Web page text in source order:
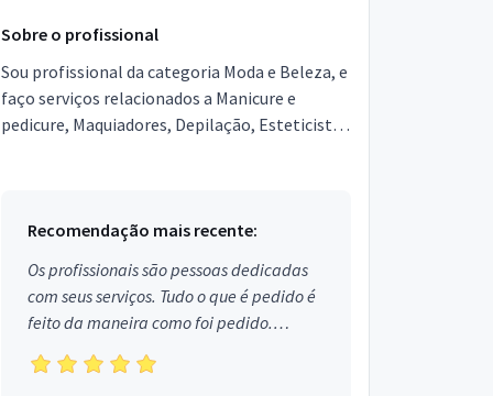
Sobre o profissional
Sou profissional da categoria Moda e Beleza, e
faço serviços relacionados a Manicure e
pedicure, Maquiadores, Depilação, Esteticista,
Recomendação mais recente:
Os profissionais são pessoas dedicadas
com seus serviços. Tudo o que é pedido é
feito da maneira como foi pedido.
Aprovado!